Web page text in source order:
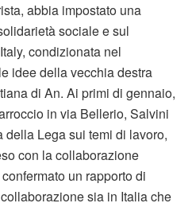
abbia impostato una
sociale e sul
condizionata nel
idee della vecchia destra
di An. Ai primi di gennaio,
in via Bellerio, Salvini
della Lega sui temi di lavoro,
con la collaborazione
un rapporto di
sia in Italia che